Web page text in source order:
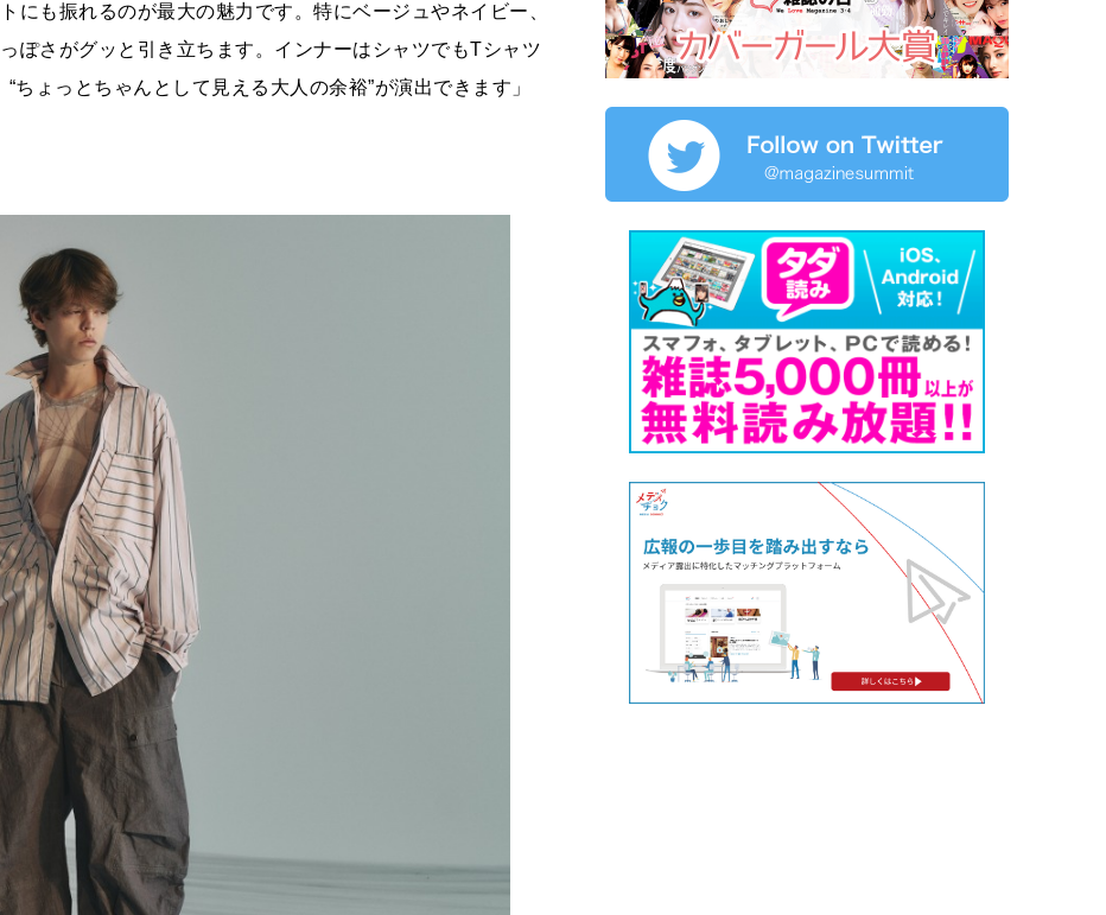
にも振れるのが最大の魅力です。特にベージュやネイビー、
ぽさがグッと引き立ちます。インナーはシャツでもTシャツ
ょっとちゃんとして見える大人の余裕”が演出できます」